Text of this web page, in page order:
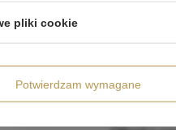
pliki cookie
Potwierdzam wymagane